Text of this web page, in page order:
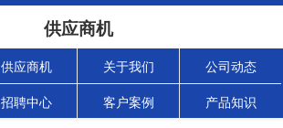
供应商机
供应商机 关于我们 公司动态
招聘中心 客户案例 产品知识